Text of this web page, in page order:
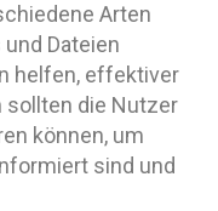
Arten
Dateien
helfen, effektiver
sollten die Nutzer
können, um
sind und